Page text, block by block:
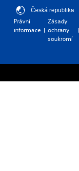
Česká republika
Právní
informace
Zásady
ochrany
soukromí